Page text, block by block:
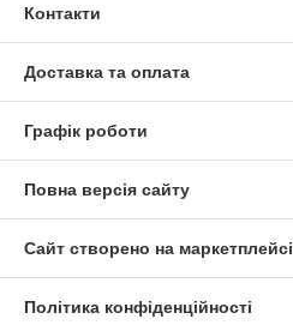
Контакти
Доставка та оплата
Графік роботи
Повна версія сайту
Сайт створено на маркетплейсі
Політика конфіденційності